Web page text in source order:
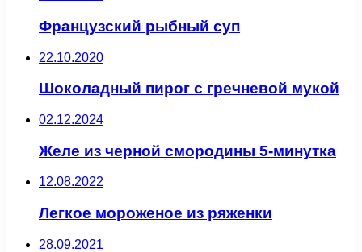
Французский рыбный суп
22.10.2020
Шоколадный пирог с гречневой мукой
02.12.2024
Желе из черной смородины 5-минутка
12.08.2022
Легкое мороженое из ряженки
28.09.2021